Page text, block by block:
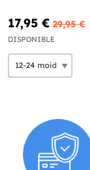
17,95 € 29,95 €
DISPONIBLE